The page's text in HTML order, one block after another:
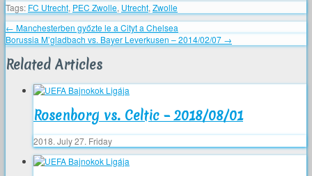
Tags: FC Utrecht, PEC Zwolle, Utrecht, Zwolle
← Manchesterben győzte le a Cityt a Chelsea
Borussia M’gladbach vs. Bayer Leverkusen – 2014/02/07 →
Related Articles
Rosenborg vs. Celtic – 2018/08/01
2018. July 27. Friday